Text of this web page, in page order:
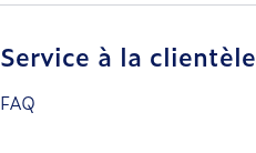
Service à la clientèle
FAQ